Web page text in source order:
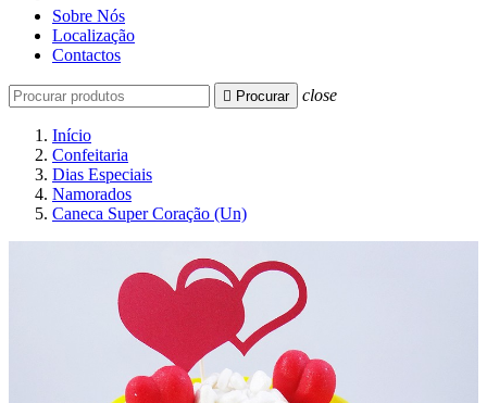
Sobre Nós
Localização
Contactos
 Procurar close
Início
Confeitaria
Dias Especiais
Namorados
Caneca Super Coração (Un)